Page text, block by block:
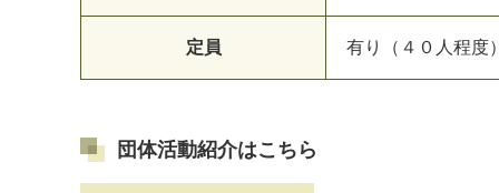
定員 有り（４０人程度
団体活動紹介はこちら